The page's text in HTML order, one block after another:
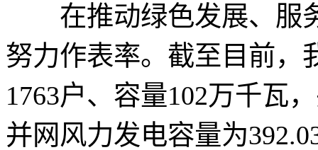
在推动绿色发展、服
努力作表率。截至目前，
1763户、容量102万千瓦
并网风力发电容量为